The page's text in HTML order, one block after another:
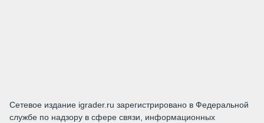
Сетевое издание igrader.ru зарегистрировано в Федеральной
службе по надзору в сфере связи, информационных